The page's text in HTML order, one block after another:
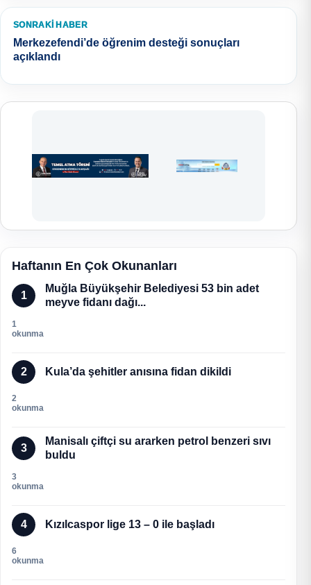
SONRAKI HABER
Merkezefendi’de öğrenim desteği sonuçları
açıklandı
Haftanın En Çok Okunanları
1
Muğla Büyükşehir Belediyesi 53 bin adet
meyve fidanı dağı...
1
okunma
2 Kula’da şehitler anısına fidan dikildi
2
okunma
3
Manisalı çiftçi su ararken petrol benzeri sıvı
buldu
3
okunma
4 Kızılcaspor lige 13 – 0 ile başladı
6
okunma